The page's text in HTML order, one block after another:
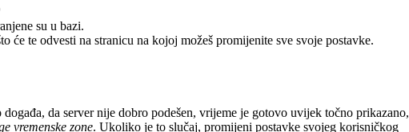
su u bazi.
će te odvesti na stranicu na kojoj možeš promijenite sve svoje postavke.
da server nije dobro podešen, vrijeme je gotovo uvijek točno prikazano,
vremenske zone. Ukoliko je to slučaj, promijeni postavke svojeg korisničkog